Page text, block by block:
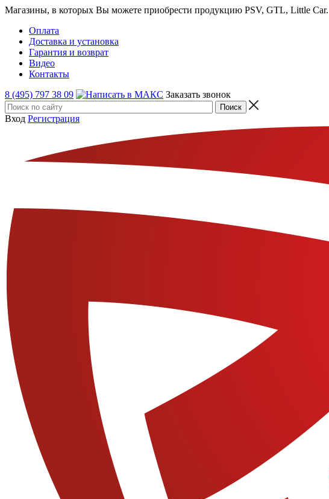
Магазины, в которых Вы можете приобрести продукцию PSV, GTL, Little Car.
Оплата
Доставка и установка
Гарантия и возврат
Видео
Контакты
8 (495) 797 38 09
Заказать звонок
Вход Регистрация